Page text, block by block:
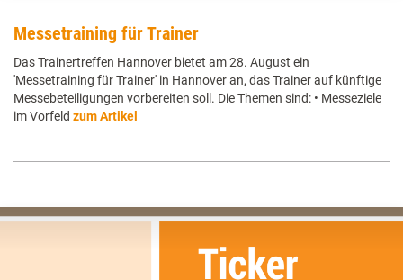
Messetraining für Trainer
Das Trainertreffen Hannover bietet am 28. August ein
'Messetraining für Trainer' in Hannover an, das Trainer auf künftige
Messebeteiligungen vorbereiten soll. Die Themen sind: • Messeziele
im Vorfeld zum Artikel